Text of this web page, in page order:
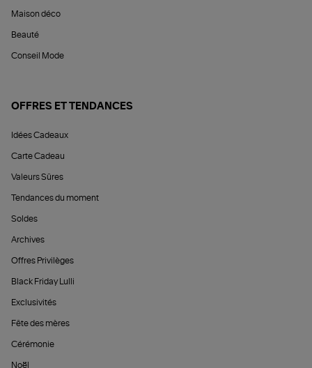
Maison déco
Beauté
Conseil Mode
OFFRES ET TENDANCES
Idées Cadeaux
Carte Cadeau
Valeurs Sûres
Tendances du moment
Soldes
Archives
Offres Privilèges
Black Friday Lulli
Exclusivités
Fête des mères
Cérémonie
Noël